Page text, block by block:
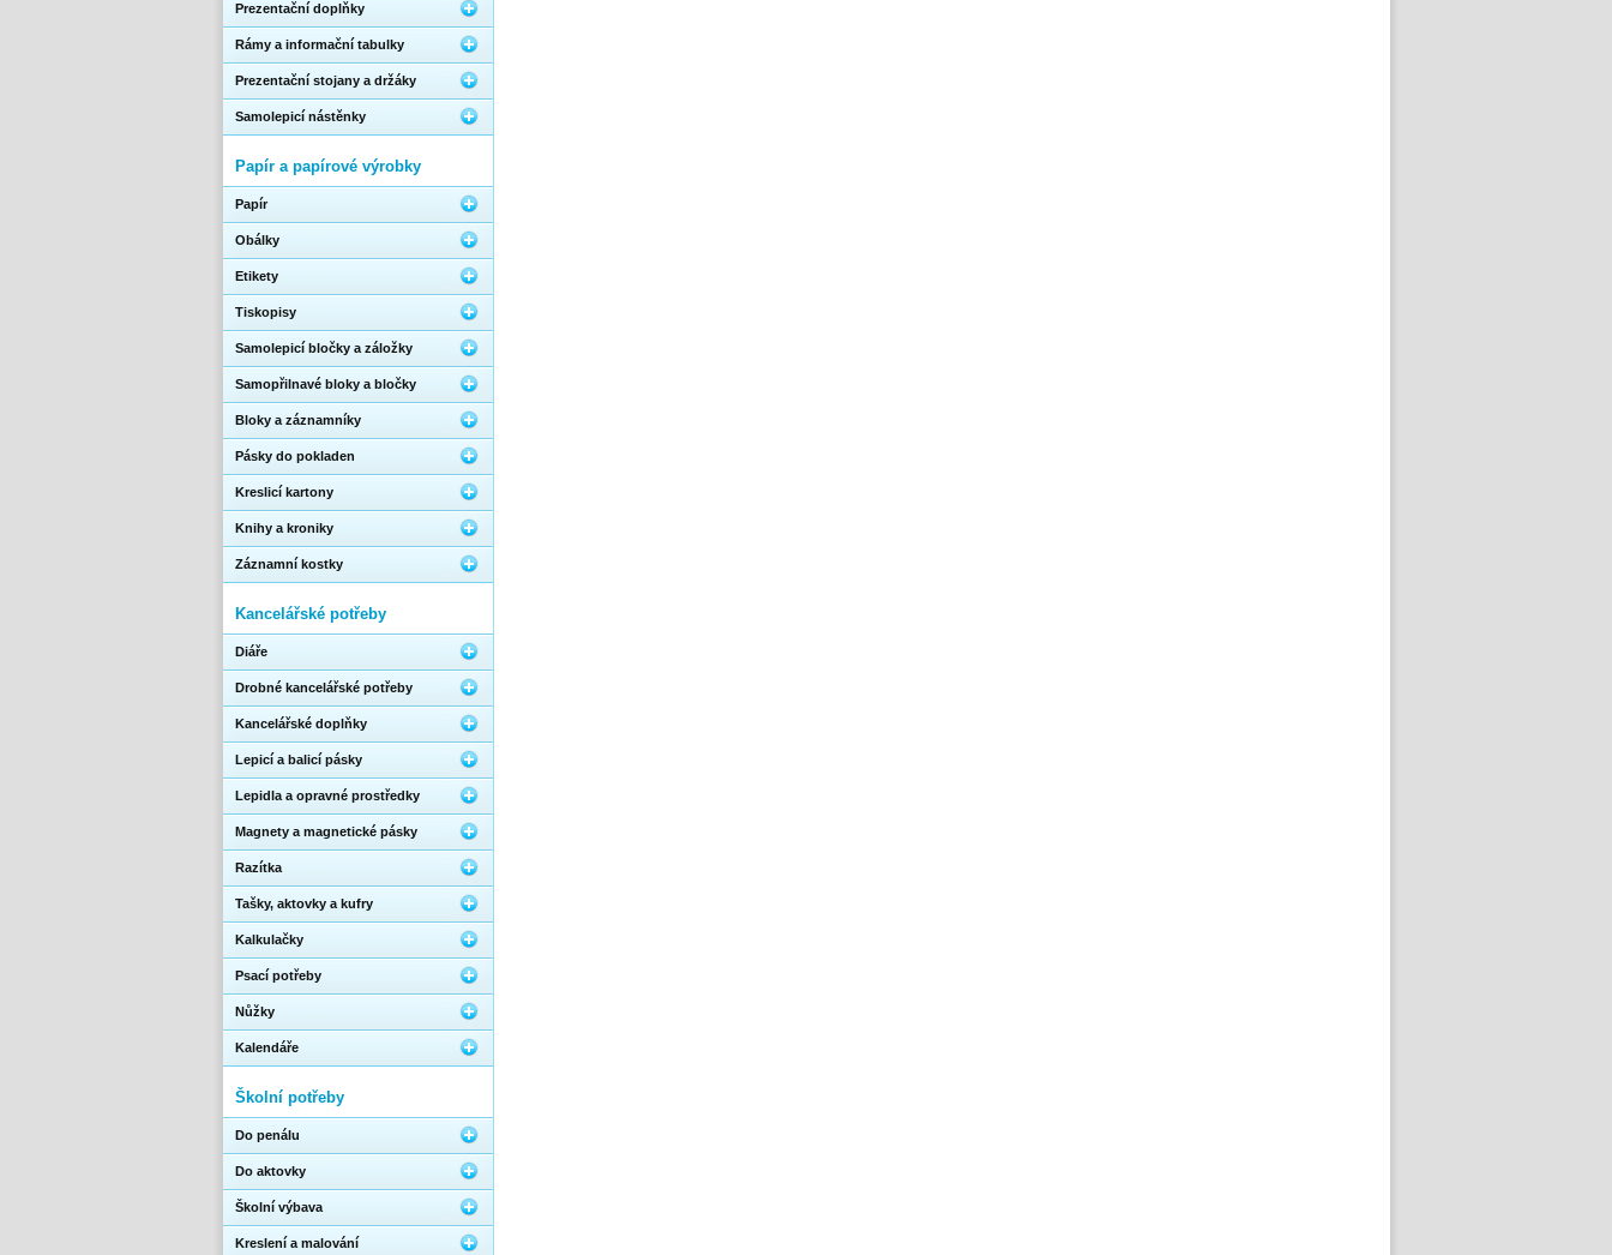
Prezentační doplňky
Rámy a informační tabulky
Prezentační stojany a držáky
Samolepicí nástěnky
Papír a papírové výrobky
Papír
Obálky
Etikety
Tiskopisy
Samolepicí bločky a záložky
Samopřilnavé bloky a bločky
Bloky a záznamníky
Pásky do pokladen
Kreslicí kartony
Knihy a kroniky
Záznamní kostky
Kancelářské potřeby
Diáře
Drobné kancelářské potřeby
Kancelářské doplňky
Lepicí a balicí pásky
Lepidla a opravné prostředky
Magnety a magnetické pásky
Razítka
Tašky, aktovky a kufry
Kalkulačky
Psací potřeby
Nůžky
Kalendáře
Školní potřeby
Do penálu
Do aktovky
Školní výbava
Kreslení a malování